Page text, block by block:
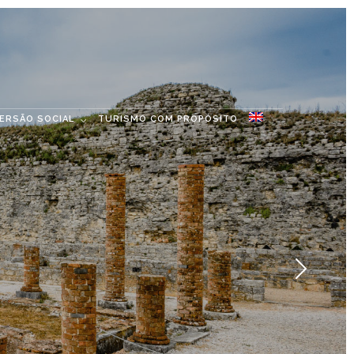
SOCIAL TURISMO COM PROPÓSITO